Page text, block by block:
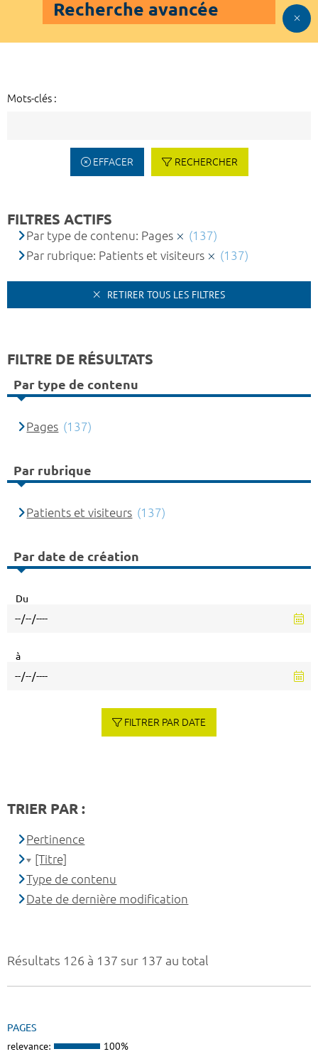
Recherche avancée
Mots-clés :
EFFACER RECHERCHER
Résultats 126 à 137 sur 137 au total
PAGES
relevance: 100%
FILTRES ACTIFS
Par type de contenu: Pages
(137)
Par rubrique: Patients et visiteurs
(137)
RETIRER TOUS LES FILTRES
FILTRE DE RÉSULTATS
Par type de contenu
Pages (137)
Par rubrique
Patients et visiteurs (137)
Par date de création
Du
à
FILTRER PAR DATE
TRIER PAR :
Pertinence
[Titre]
Type de contenu
Date de dernière modification